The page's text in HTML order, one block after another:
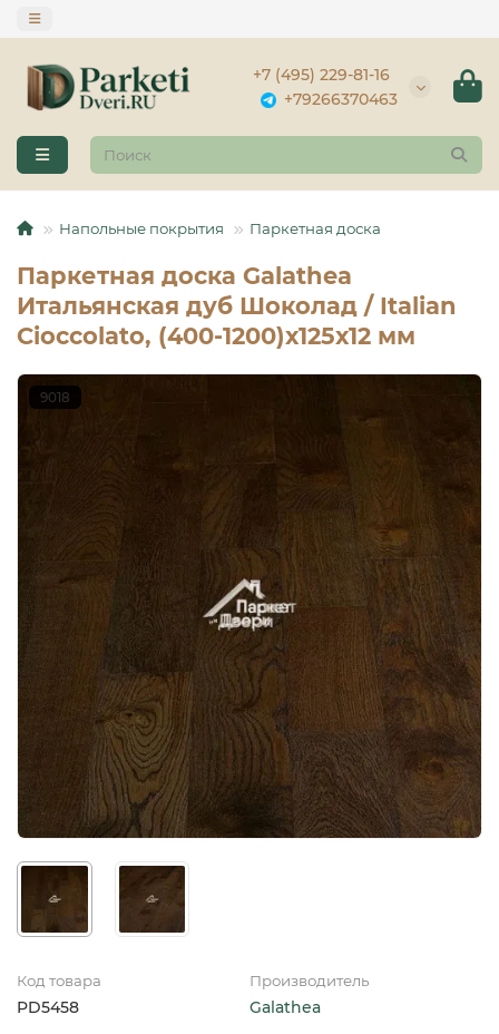
+7 (495) 229-81-16
+79266370463
Напольные покрытия Паркетная доска
Паркетная доска Galathea
Итальянская дуб Шоколад / Italian
Cioccolato, (400-1200)х125х12 мм
9018
Код товара
PD5458
Производитель
Galathea